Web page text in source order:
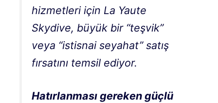
hizmetleri için La Yaute
Skydive, büyük bir “teşvik”
veya “istisnai seyahat” satış
fırsatını temsil ediyor.
Hatırlanması gereken güçlü